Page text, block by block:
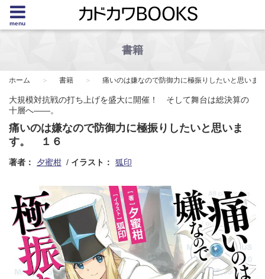
menu
書籍
ホーム 書籍 痛いのは嫌なので防御力に極振りしたいと思いま
大規模対抗戦の打ち上げを盛大に開催！ そして舞台は総決算の
十層へ――。
痛いのは嫌なので防御力に極振りしたいと思いま
す。 １６
著者： 夕蜜柑 イラスト： 狐印